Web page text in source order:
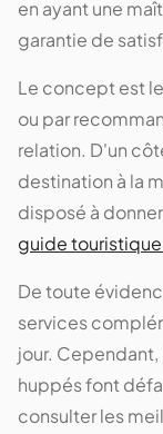
en ayant une
garantie de
Le concept est
ou par
relation. D'un
destination à la
disposé à
guide
De toute
services
jour.
huppés font
consulter les